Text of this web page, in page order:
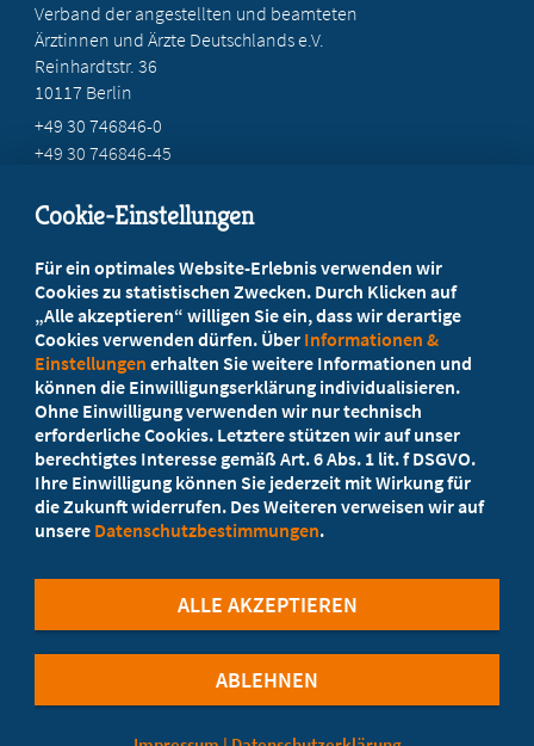
Verband der angestellten und beamteten
Ärztinnen und Ärzte Deutschlands e.V.
Reinhardtstr. 36
10117 Berlin
+49 30 746846-0
+49 30 746846-45
Ihr Landesverband berät Sie!
Ansprechpartner
Werden Sie jetzt Mitglied!
5 Vorteile einer Mitgliedschaft
Cookie-Einstellungen
Für ein optimales Website-Erlebnis verwenden wir
Cookies zu statistischen Zwecken. Durch Klicken auf
„Alle akzeptieren“ willigen Sie ein, dass wir derartige
Cookies verwenden dürfen. Über Informationen &
Einstellungen erhalten Sie weitere Informationen und
können die Einwilligungserklärung individualisieren.
Ohne Einwilligung verwenden wir nur technisch
erforderliche Cookies. Letztere stützen wir auf unser
berechtigtes Interesse gemäß Art. 6 Abs. 1 lit. f DSGVO.
Ihre Einwilligung können Sie jederzeit mit Wirkung für
die Zukunft widerrufen. Des Weiteren verweisen wir auf
unsere Datenschutzbestimmungen.
ABLEHNEN
ALLE AKZEPTIEREN